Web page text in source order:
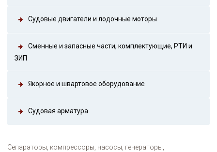
Судовые двигатели и лодочные моторы
Сменные и запасные части, комплектующие, РТИ и
ЗИП
Якорное и швартовое оборудование
Судовая арматура
Сепараторы, компрессоры, насосы, генераторы,